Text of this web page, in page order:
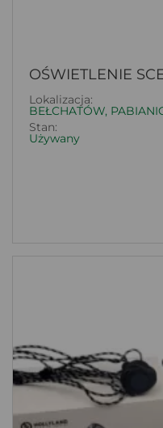
OŚWIETLENIE
Lokalizacja:
BEŁCHATÓW,
Stan:
Używany